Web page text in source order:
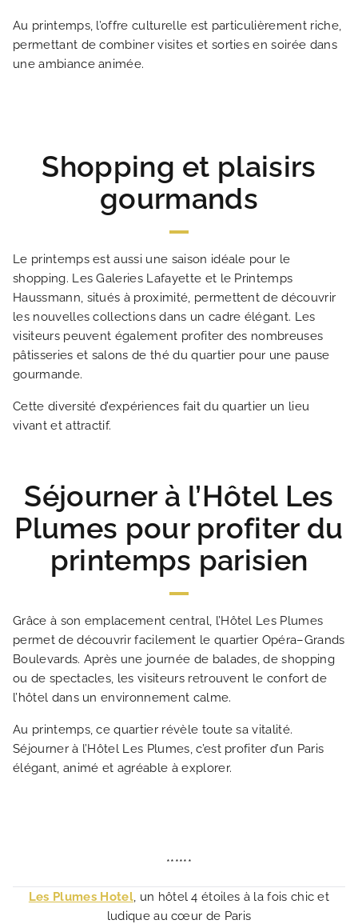
SITUATION
Au printemps, l’offre culturelle est particulièrement riche,
permettant de combiner visites et sorties en soirée dans
une ambiance animée.
Shopping et plaisirs
gourmands
Le printemps est aussi une saison idéale pour le
shopping. Les Galeries Lafayette et le Printemps
Haussmann, situés à proximité, permettent de découvrir
les nouvelles collections dans un cadre élégant. Les
visiteurs peuvent également profiter des nombreuses
pâtisseries et salons de thé du quartier pour une pause
gourmande.
Cette diversité d’expériences fait du quartier un lieu
vivant et attractif.
Séjourner à l’Hôtel Les
Plumes pour profiter du
printemps parisien
Grâce à son emplacement central, l’Hôtel Les Plumes
permet de découvrir facilement le quartier Opéra–Grands
Boulevards. Après une journée de balades, de shopping
ou de spectacles, les visiteurs retrouvent le confort de
l’hôtel dans un environnement calme.
Au printemps, ce quartier révèle toute sa vitalité.
Séjourner à l’Hôtel Les Plumes, c’est profiter d’un Paris
élégant, animé et agréable à explorer.
******
Les Plumes Hotel, un hôtel 4 étoiles à la fois chic et
ludique au cœur de Paris